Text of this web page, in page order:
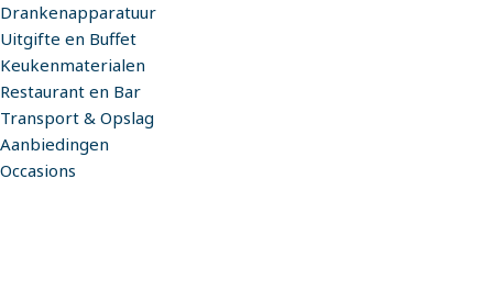
Drankenapparatuur
Uitgifte en Buffet
Keukenmaterialen
Restaurant en Bar
Transport & Opslag
Aanbiedingen
Occasions